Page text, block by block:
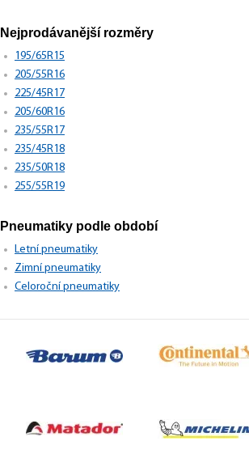
Nejprodávanější rozměry
195/65R15
205/55R16
225/45R17
205/60R16
235/55R17
235/45R18
235/50R18
255/55R19
Pneumatiky podle období
Letní pneumatiky
Zimní pneumatiky
Celoroční pneumatiky